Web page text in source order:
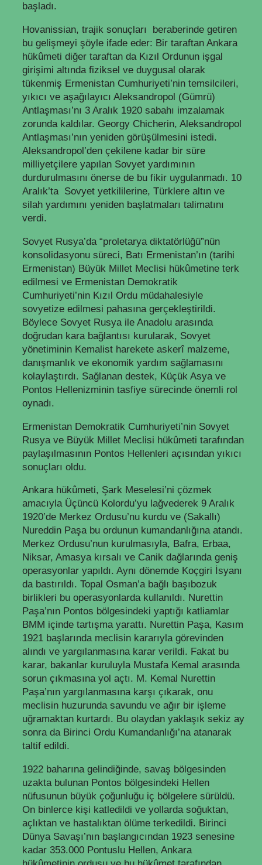
başladı.
Hovanissian, trajik sonuçları beraberinde getiren
bu gelişmeyi şöyle ifade eder: Bir taraftan Ankara
hükûmeti diğer taraftan da Kızıl Ordunun işgal
girişimi altında fiziksel ve duygusal olarak
tükenmiş Ermenistan Cumhuriyeti’nin temsilcileri,
yıkıcı ve aşağılayıcı Aleksandropol (Gümrü)
Antlaşması’nı 3 Aralık 1920 sabahı imzalamak
zorunda kaldılar. Georgy Chicherin, Aleksandropol
Antlaşması’nın yeniden görüşülmesini istedi.
Aleksandropol’den çekilene kadar bir süre
milliyetçilere yapılan Sovyet yardımının
durdurulmasını önerse de bu fikir uygulanmadı. 10
Aralık’ta Sovyet yetkililerine, Türklere altın ve
silah yardımını yeniden başlatmaları talimatını
verdi.
Sovyet Rusya’da “proletarya diktatörlüğü”nün
konsolidasyonu süreci, Batı Ermenistan’ın (tarihi
Ermenistan) Büyük Millet Meclisi hükûmetine terk
edilmesi ve Ermenistan Demokratik
Cumhuriyeti’nin Kızıl Ordu müdahalesiyle
sovyetize edilmesi pahasına gerçekleştirildi.
Böylece Sovyet Rusya ile Anadolu arasında
doğrudan kara bağlantısı kurularak, Sovyet
yönetiminin Kemalist harekete askerî malzeme,
danışmanlık ve ekonomik yardım sağlamasını
kolaylaştırdı. Sağlanan destek, Küçük Asya ve
Pontos Hellenizminin tasfiye sürecinde önemli rol
oynadı.
Ermenistan Demokratik Cumhuriyeti’nin Sovyet
Rusya ve Büyük Millet Meclisi hükûmeti tarafından
paylaşılmasının Pontos Hellenleri açısından yıkıcı
sonuçları oldu.
Ankara hükûmeti, Şark Meselesi’ni çözmek
amacıyla Üçüncü Kolordu’yu lağvederek 9 Aralık
1920’de Merkez Ordusu’nu kurdu ve (Sakallı)
Nureddin Paşa bu ordunun kumandanlığına atandı.
Merkez Ordusu’nun kurulmasıyla, Bafra, Erbaa,
Niksar, Amasya kırsalı ve Canik dağlarında geniş
operasyonlar yapıldı. Aynı dönemde Koçgiri İsyanı
da bastırıldı. Topal Osman’a bağlı başıbozuk
birlikleri bu operasyonlarda kullanıldı. Nurettin
Paşa’nın Pontos bölgesindeki yaptığı katliamlar
BMM içinde tartışma yarattı. Nurettin Paşa, Kasım
1921 başlarında meclisin kararıyla görevinden
alındı ve yargılanmasına karar verildi. Fakat bu
karar, bakanlar kuruluyla Mustafa Kemal arasında
sorun çıkmasına yol açtı. M. Kemal Nurettin
Paşa’nın yargılanmasına karşı çıkarak, onu
meclisin huzurunda savundu ve ağır bir işleme
uğramaktan kurtardı. Bu olaydan yaklaşık sekiz ay
sonra da Birinci Ordu Kumandanlığı’na atanarak
taltif edildi.
1922 baharına gelindiğinde, savaş bölgesinden
uzakta bulunan Pontos bölgesindeki Hellen
nüfusunun büyük çoğunluğu iç bölgelere sürüldü.
On binlerce kişi katledildi ve yollarda soğuktan,
açlıktan ve hastalıktan ölüme terkedildi. Birinci
Dünya Savaşı’nın başlangıcından 1923 senesine
kadar 353.000 Pontuslu Hellen, Ankara